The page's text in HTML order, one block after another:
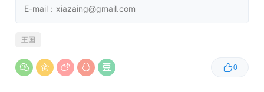
推荐配置:
2300X
E-mail：xiazaing@gmail.com
0
王国